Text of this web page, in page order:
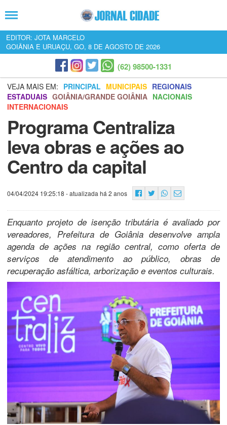
EDITOR: JOTA MARCELO
GOIÂNIA E URUAÇU, GO, 8 DE AGOSTO DE 2026
(62) 98500-1331
VEJA MAIS EM: PRINCIPAL MUNICIPAIS REGIONAIS
ESTADUAIS GOIÂNIA/GRANDE GOIÂNIA NACIONAIS
INTERNACIONAIS
Programa Centraliza
leva obras e ações ao
Centro da capital
04/04/2024 19:25:18 - atualizada há 2 anos
Enquanto projeto de isenção tributária é avaliado por
vereadores, Prefeitura de Goiânia desenvolve ampla
agenda de ações na região central, como oferta de
serviços de atendimento ao público, obras de
recuperação asfáltica, arborização e eventos culturais.